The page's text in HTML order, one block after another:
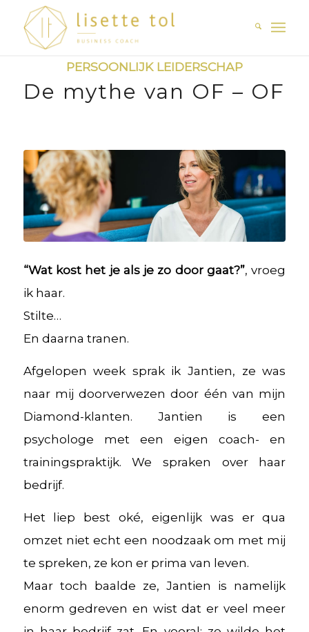
PERSOONLIJK LEIDERSCHAP
De mythe van OF – OF
“Wat kost het je als je zo door gaat?”, vroeg
ik haar.
Stilte…
En daarna tranen.
Afgelopen week sprak ik Jantien, ze was
naar mij doorverwezen door één van mijn
Diamond-klanten. Jantien is een
psychologe met een eigen coach- en
trainingspraktijk. We spraken over haar
bedrijf.
Het liep best oké, eigenlijk was er qua
omzet niet echt een noodzaak om met mij
te spreken, ze kon er prima van leven.
Maar toch baalde ze, Jantien is namelijk
enorm gedreven en wist dat er veel meer